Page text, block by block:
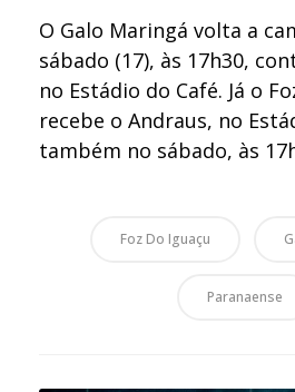
O Galo Maringá volta a
sábado (17), às 17h30,
no Estádio do Café. Já o
recebe o Andraus, no
também no sábado, às
Foz Do Iguaçu
Paranaense